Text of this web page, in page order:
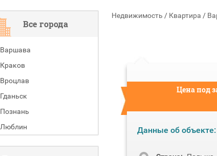
Все города
Варшава
Краков
Вроцлав
Гданьск
Познань
Люблин
Недвижимость / Квартира /
Цена под
Данные об объекте: